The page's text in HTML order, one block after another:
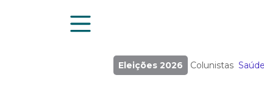
Eleições 2026 Colunistas Saúde